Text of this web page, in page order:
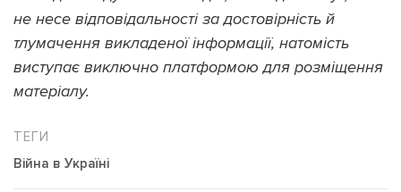
не несе відповідальності за достовірність й
тлумачення викладеної інформації, натомість
виступає виключно платформою для розміщення
матеріалу.
Війна в Україні